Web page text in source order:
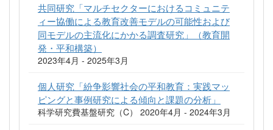
共同研究「マルチセクターにおけるコミュニテ
ィー協働による教育改善モデルの可能性および
同モデルの主流化にかかる調査研究」（教育開
発・平和構築）
2023年4月 - 2025年3月
個人研究「紛争影響社会の平和教育：実践マッ
ピングと事例研究による傾向と課題の分析」
科学研究費基盤研究（C） 2020年4月 - 2024年3月